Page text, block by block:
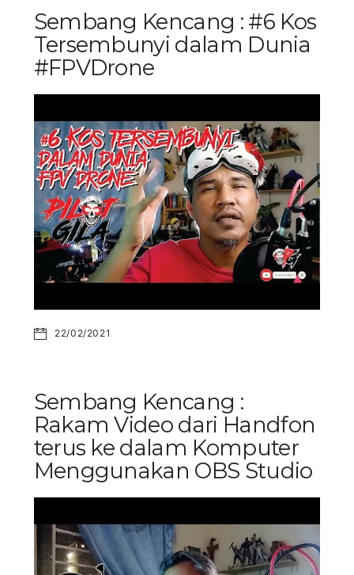
Sembang Kencang : #6 Kos
Tersembunyi dalam Dunia
#FPVDrone
22/02/2021
Sembang Kencang :
Rakam Video dari Handfon
terus ke dalam Komputer
Menggunakan OBS Studio